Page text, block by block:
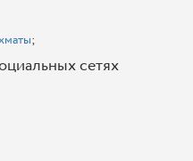
;
сетях